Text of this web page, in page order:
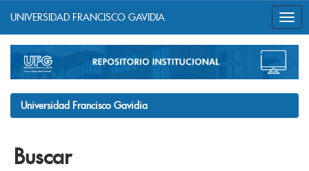
navigation
UNIVERSIDAD FRANCISCO GAVIDIA
Universidad Francisco Gavidia
Buscar